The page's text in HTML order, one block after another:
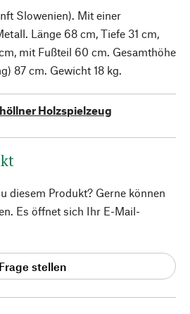
Slowenien). Mit einer
Länge 68 cm, Tiefe 31 cm,
mit Fußteil 60 cm. Gesamthöhe
87 cm. Gewicht 18 kg.
Holzspielzeug
diesem Produkt? Gerne können
Es öffnet sich Ihr E-Mail-
Frage stellen